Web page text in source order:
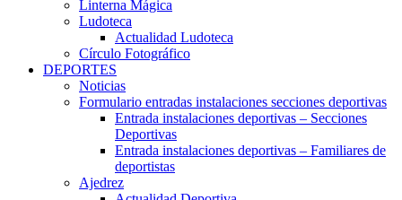
Linterna Mágica
Ludoteca
Actualidad Ludoteca
Círculo Fotográfico
DEPORTES
Noticias
Formulario entradas instalaciones secciones deportivas
Entrada instalaciones deportivas – Secciones
Deportivas
Entrada instalaciones deportivas – Familiares de
deportistas
Ajedrez